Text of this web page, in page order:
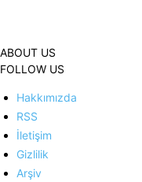
ABOUT US
FOLLOW US
Hakkımızda
RSS
İletişim
Gizlilik
Arşiv